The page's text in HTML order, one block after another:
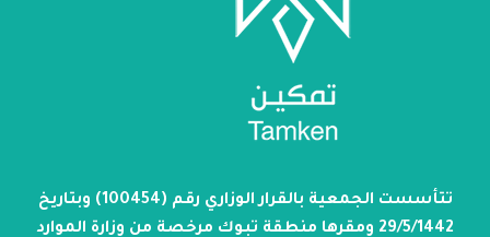
تتأسست الجمعية بالقرار الوزاري رقم (100454) وبتاريخ
29/5/1442 ومقرها منطقة تبوك مرخصة من وزارة الموارد